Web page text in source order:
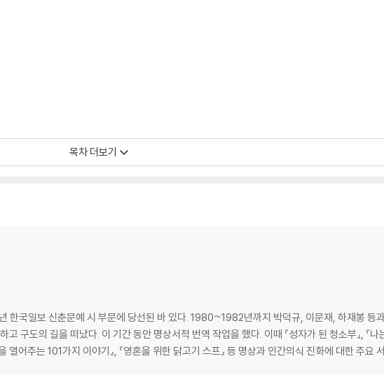
목차 더보기
한국일보 신춘문예 시 부문에 당선된 바 있다. 1980~1982년까지 박덕규, 이문재, 하재봉 등
구도의 길을 떠났다. 이 기간 동안 명상서적 번역 작업을 했다. 이때 『성자가 된 청소부』, 『나
을 열어주는 101가지 이야기』, 『영혼을 위한 닭고기 스프』 등 명상과 인간의식 진화에 대한 주요